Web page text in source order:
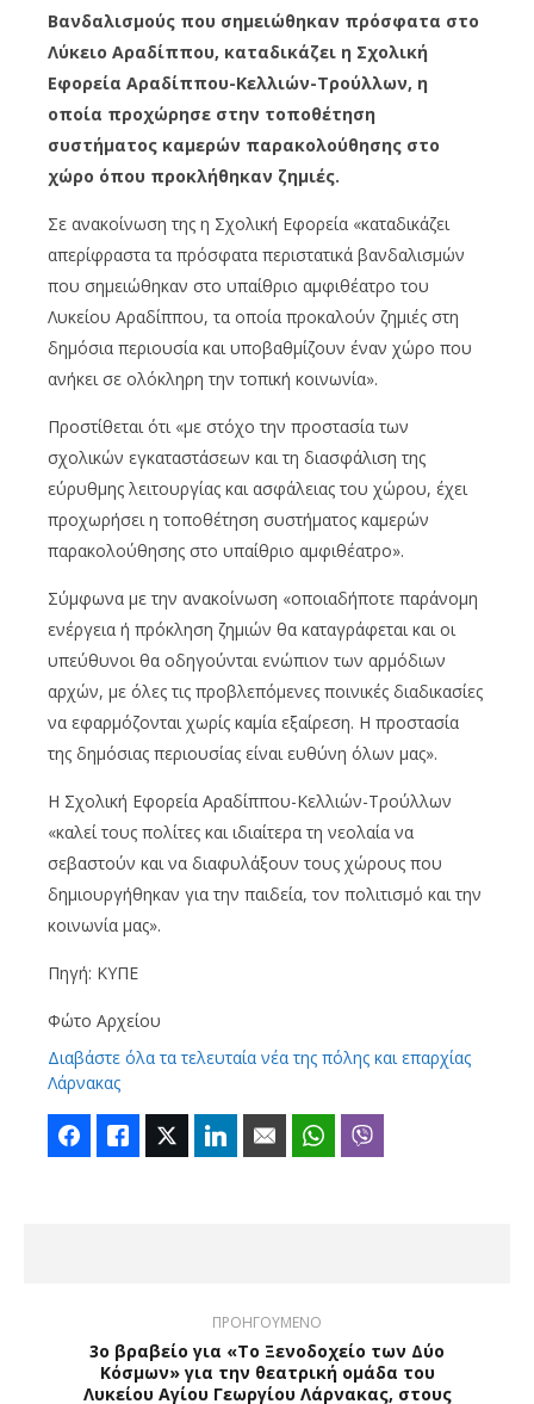
Βανδαλισμούς που σημειώθηκαν πρόσφατα στο
Λύκειο Αραδίππου, καταδικάζει η Σχολική
Εφορεία Αραδίππου-Κελλιών-Τρούλλων, η
οποία προχώρησε στην τοποθέτηση
συστήματος καμερών παρακολούθησης στο
χώρο όπου προκλήθηκαν ζημιές.
Σε ανακοίνωση της η Σχολική Εφορεία «καταδικάζει
απερίφραστα τα πρόσφατα περιστατικά βανδαλισμών
που σημειώθηκαν στο υπαίθριο αμφιθέατρο του
Λυκείου Αραδίππου, τα οποία προκαλούν ζημιές στη
δημόσια περιουσία και υποβαθμίζουν έναν χώρο που
ανήκει σε ολόκληρη την τοπική κοινωνία».
Προστίθεται ότι «με στόχο την προστασία των
σχολικών εγκαταστάσεων και τη διασφάλιση της
εύρυθμης λειτουργίας και ασφάλειας του χώρου, έχει
προχωρήσει η τοποθέτηση συστήματος καμερών
παρακολούθησης στο υπαίθριο αμφιθέατρο».
Σύμφωνα με την ανακοίνωση «οποιαδήποτε παράνομη
ενέργεια ή πρόκληση ζημιών θα καταγράφεται και οι
υπεύθυνοι θα οδηγούνται ενώπιον των αρμόδιων
αρχών, με όλες τις προβλεπόμενες ποινικές διαδικασίες
να εφαρμόζονται χωρίς καμία εξαίρεση. Η προστασία
της δημόσιας περιουσίας είναι ευθύνη όλων μας».
Η Σχολική Εφορεία Αραδίππου-Κελλιών-Τρούλλων
«καλεί τους πολίτες και ιδιαίτερα τη νεολαία να
σεβαστούν και να διαφυλάξουν τους χώρους που
δημιουργήθηκαν για την παιδεία, τον πολιτισμό και την
κοινωνία μας».
Πηγή: ΚΥΠΕ
Φώτο Αρχείου
Διαβάστε όλα τα τελευταία νέα της πόλης και επαρχίας
Λάρνακας
FacebookLike Twitter LinkedIn Email WhatsApp
ΠΡΟΗΓΟΥΜΕΝΟ
3ο βραβείο για «Το Ξενοδοχείο των Δύο
Κόσμων» για την θεατρική ομάδα του
Λυκείου Αγίου Γεωργίου Λάρνακας, στους